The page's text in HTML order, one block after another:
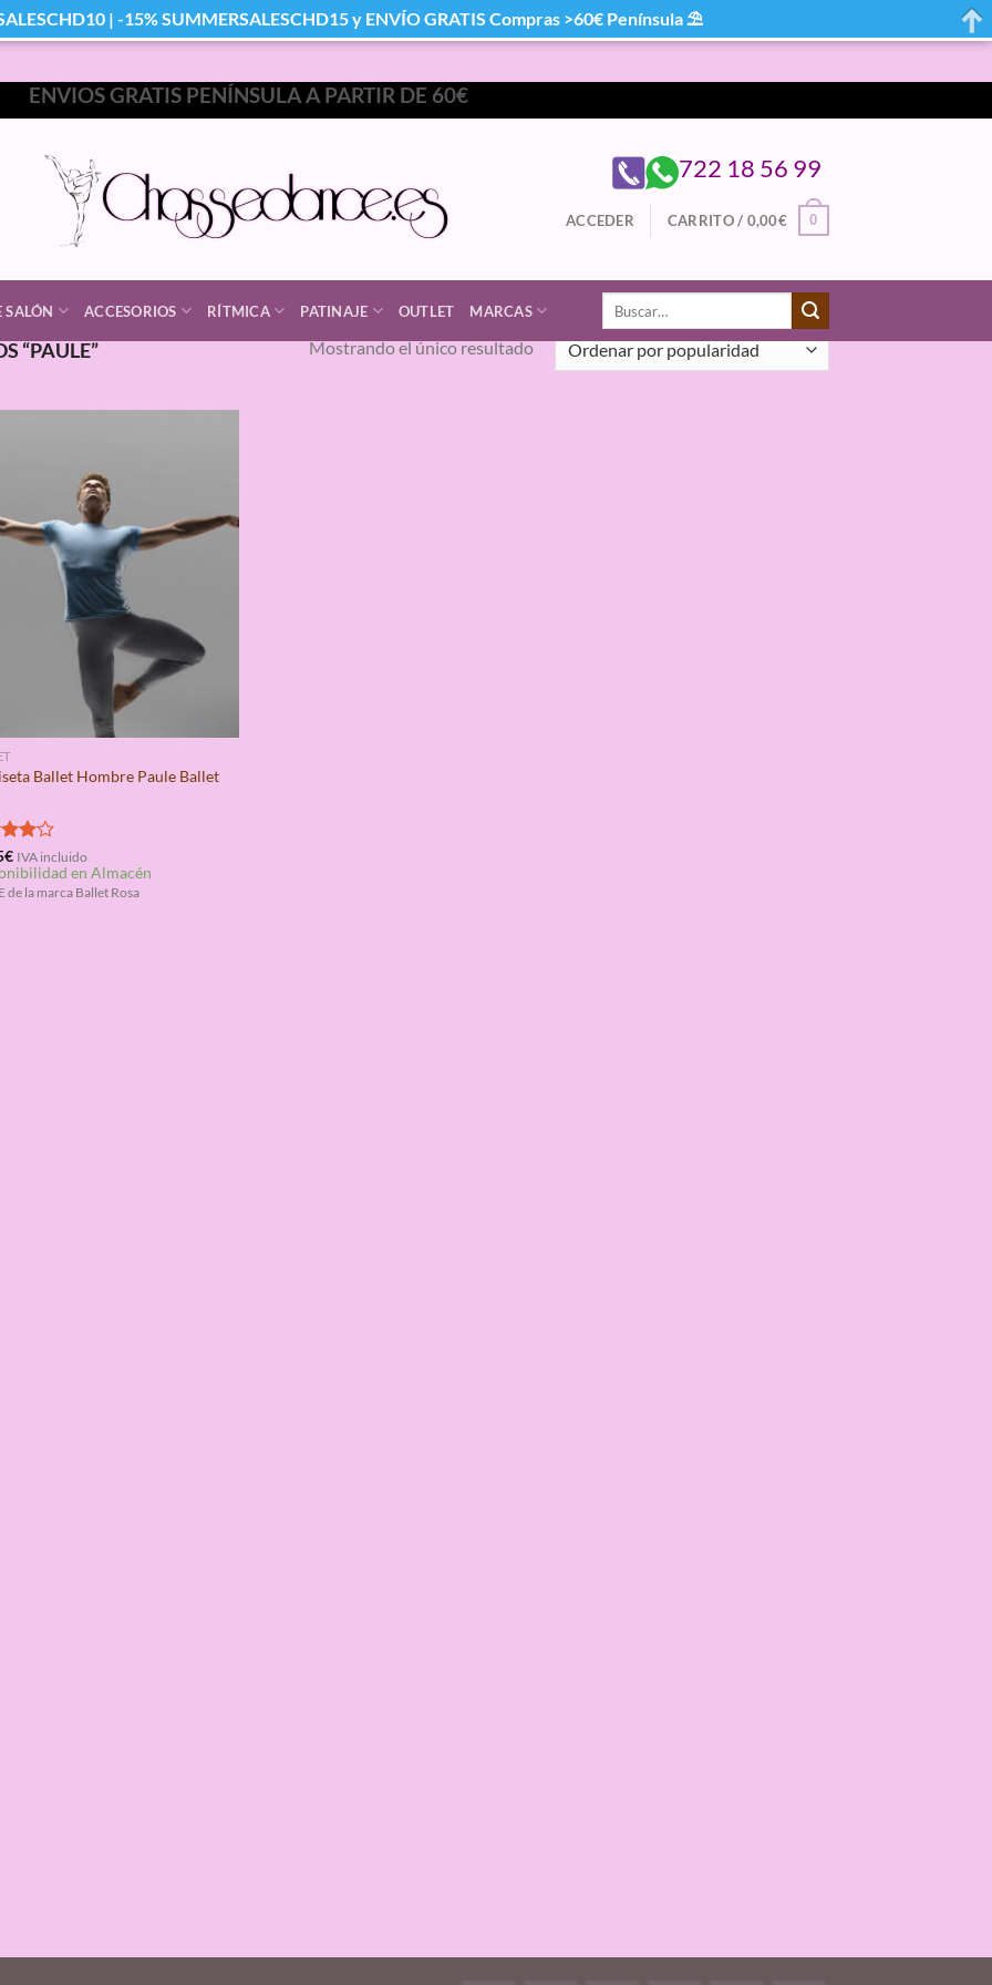
ENVIOS GRATIS PENÍNSULA A PARTIR DE 60€
722 18 56 99
ACCEDER CARRITO / 0,00€ 0
SALÓN ACCESORIOS RÍTMICA PATINAJE OUTLET MARCAS
Buscar
“PAULE” Mostrando el único resultado
Ballet Hombre Paule Ballet
4.00
€ IVA incluido
en Almacén
de la marca Ballet Rosa
| -15% SUMMERSALESCHD15 y ENVÍO GRATIS Compras >60€ Península ⛱